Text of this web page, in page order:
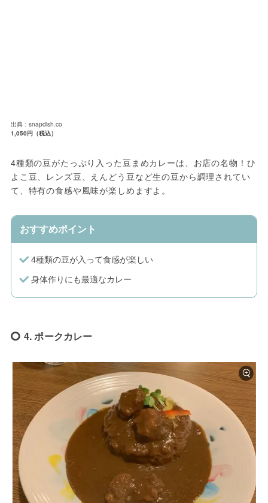
出典：snapdish.co
1,050円（税込）
4種類の豆がたっぷり入った豆まめカレーは、お店の名物！ひ
よこ豆、レンズ豆、えんどう豆など生の豆から調理されてい
て、特有の食感や風味が楽しめますよ。
おすすめポイント
4種類の豆が入って食感が楽しい
身体作りにも最適なカレー
4. ポークカレー